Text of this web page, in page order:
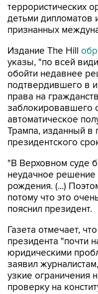
террористических
детьми дипломатов
признанных
Издание The Hill
указы, "по всей
обойти недавнее
подтвердившего в
права на
заблокировавшего
автоматическое
Трампа, изданный в
президентского
"В Верховном суде
неудачное
рождения. (...)
потому что это
пояснил президент.
Газета отмечает,
президента "почти
юридическими
заявил
узкие ограничения
проверку на